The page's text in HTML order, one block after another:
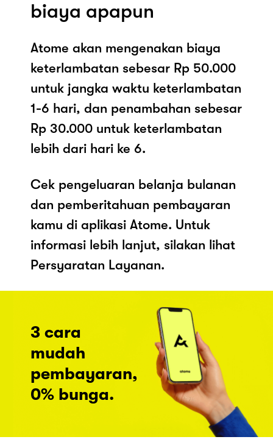
biaya apapun
Atome akan mengenakan biaya
keterlambatan sebesar Rp 50.000
untuk jangka waktu keterlambatan
1-6 hari, dan penambahan sebesar
Rp 30.000 untuk keterlambatan
lebih dari hari ke 6.
Cek pengeluaran belanja bulanan
dan pemberitahuan pembayaran
kamu di aplikasi Atome. Untuk
informasi lebih lanjut, silakan lihat
Persyaratan Layanan.
3 cara
mudah
pembayaran,
0% bunga.